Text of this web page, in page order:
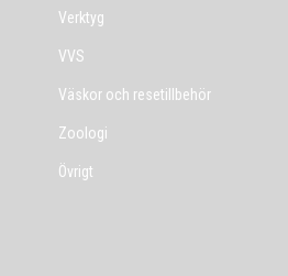
Verktyg
VVS
Väskor och resetillbehör
Zoologi
Övrigt